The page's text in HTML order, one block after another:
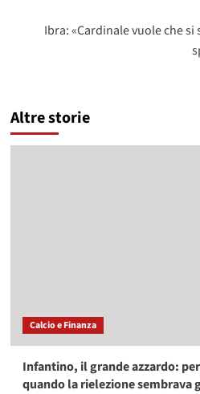
Ibra: «Cardinale vuole che
Altre storie
Calcio e Finanza
Infantino, il grande azzardo:
quando la rielezione sembrava